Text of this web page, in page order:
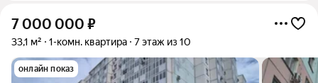
7 000 000 ₽
33,1 м² 1-комн. квартира 7 этаж из 10
онлайн показ